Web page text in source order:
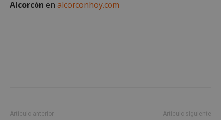
Alcorcón en alcorconhoy.com
Artículo anterior Artículo siguiente